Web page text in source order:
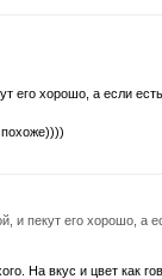
его хорошо, а если
похоже))))
и пекут его хорошо, а
На вкус и цвет как